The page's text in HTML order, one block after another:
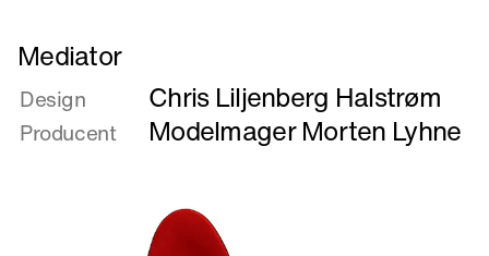
Læs
mere
om
Mediator
Mediator
Design Chris Liljenberg Halstrøm
Producent Modelmager Morten Lyhne